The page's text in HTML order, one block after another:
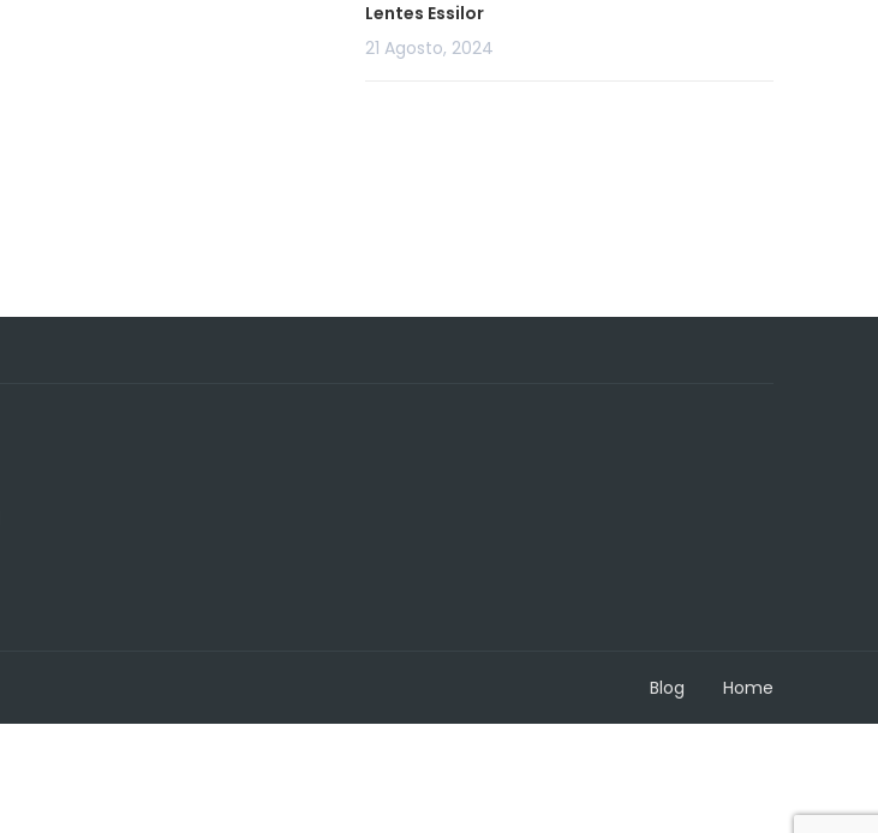
Lentes Essilor
21 Agosto, 2024
Blog Home